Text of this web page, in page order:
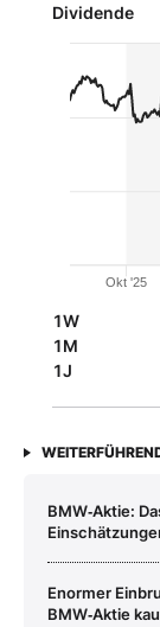
Dividende
Okt '25
1W
1M
1J
BMW‑Aktie:
Enormer
BMW‑Aktie